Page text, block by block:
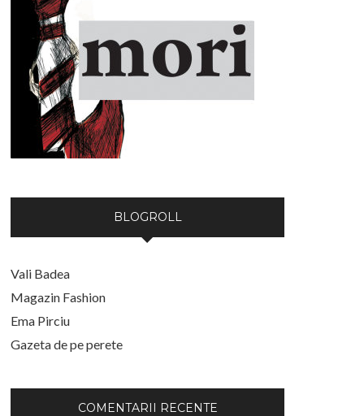
BLOGROLL
Vali Badea
Magazin Fashion
Ema Pirciu
Gazeta de pe perete
COMENTARII RECENTE